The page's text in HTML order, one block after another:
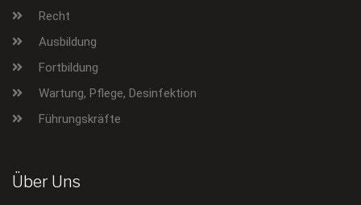
Recht
Ausbildung
Fortbildung
Wartung, Pflege, Desinfektion
Führungskräfte
Über Uns